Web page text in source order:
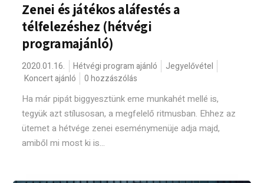
Zenei és játékos aláfestés a
télfelezéshez (hétvégi
programajánló)
2020.01.16. Hétvégi program ajánló
Jegyelővétel
Koncert ajánló
0 hozzászólás
Ha már pipát biggyesztünk eme munkahét mellé is,
tegyük azt stílusosan, a megfelelő ritmusban. Ehhez az
ütemet a hétvége zenei eseménymenüje adja majd,
amiből mi most ki is...